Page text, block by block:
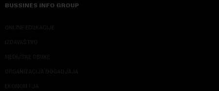
BUSSINES INFO GROUP
ONLINE EDUKACIJE
IZDAVAŠTVO
MEDIJSKE OBUKE
ORGANIZACIJA DOGADJAJA
EKONOM I JA